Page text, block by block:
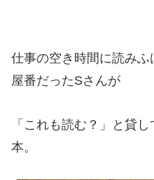
仕事の空き時間に読み
屋番だったSさんが
「これも読む？」と貸
本。